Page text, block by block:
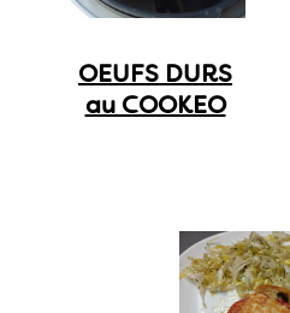
OEUFS DURS
au COOKEO